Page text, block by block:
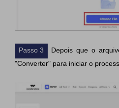
Passo 3
Depois que o
"Converter" para iniciar o